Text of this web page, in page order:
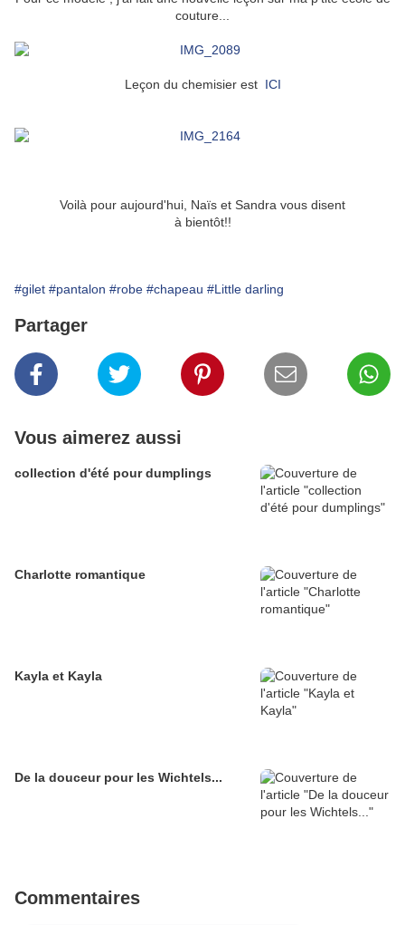
couture...
Leçon du chemisier est ICI
Voilà pour aujourd'hui, Naïs et Sandra vous disent
à bientôt!!
#gilet #pantalon #robe #chapeau #Little darling
Partager
Vous aimerez aussi
collection d'été pour dumplings
Charlotte romantique
Kayla et Kayla
De la douceur pour les Wichtels...
Commentaires